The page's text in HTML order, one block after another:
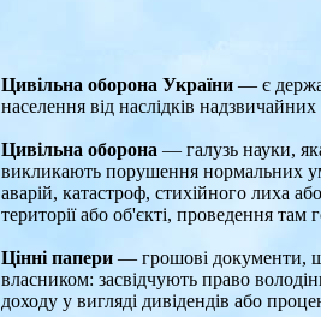
Цивільна оборона України— є
населення від наслідків
Цивільна оборона — галузь науки,
викликають порушення нормальних
аварій, катастроф, стихійного лиха
території або об'єкті, проведення там
Цінні папери — грошові документи,
власником: засвідчують право
доходу у вигляді дивідендів або